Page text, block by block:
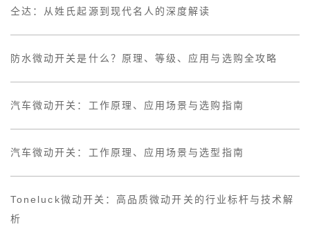
仝达：从姓氏起源到现代名人的深度解读
防水微动开关是什么？原理、等级、应用与选购全攻略
汽车微动开关：工作原理、应用场景与选购指南
汽车微动开关：工作原理、应用场景与选型指南
Toneluck微动开关：高品质微动开关的行业标杆与技术解
析